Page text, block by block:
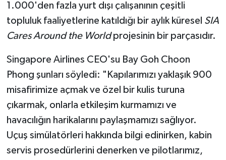
1.000'den fazla yurt dışı çalışanının çeşitli
topluluk faaliyetlerine katıldığı bir aylık küresel SIA
Cares Around the Worldprojesinin bir parçasıdır.
Singapore Airlines CEO'su Bay Goh Choon
Phong şunları söyledi: "Kapılarımızı yaklaşık 900
misafirimize açmak ve özel bir kulis turuna
çıkarmak, onlarla etkileşim kurmamızı ve
havacılığın harikalarını paylaşmamızı sağlıyor.
Uçuş simülatörleri hakkında bilgi edinirken, kabin
servis prosedürlerini denerken ve pilotlarımız,